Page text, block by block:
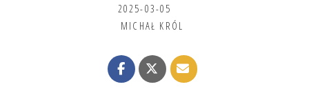
2025-03-05
MICHAŁ KRÓL